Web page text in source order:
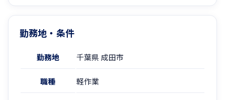
勤務地・条件
勤務地 千葉県 成田市
職種 軽作業